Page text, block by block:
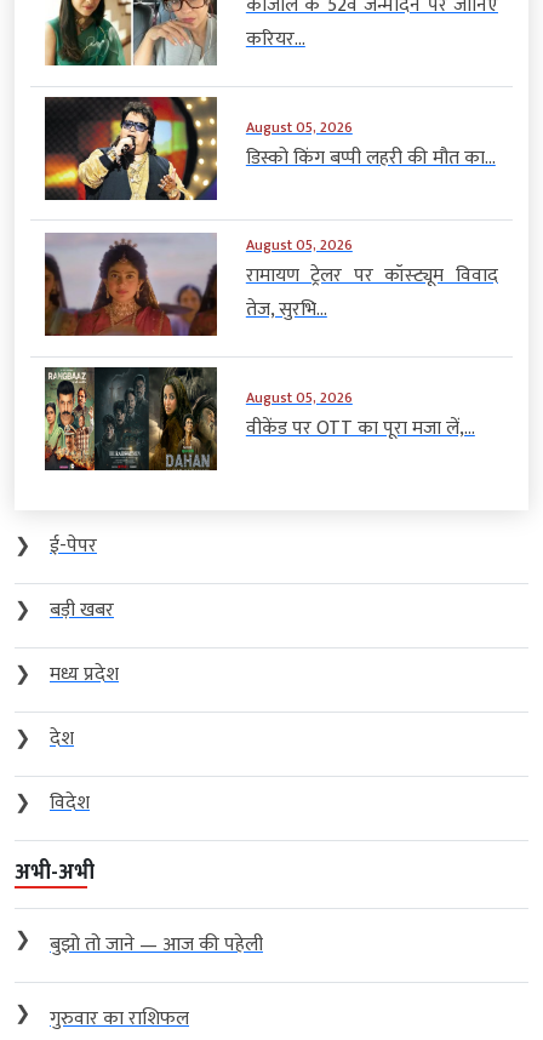
करियर...
August 05, 2026
डिस्को किंग बप्पी लहरी की मौत का...
August 05, 2026
रामायण ट्रेलर पर कॉस्ट्यूम विवाद
तेज, सुरभि...
August 05, 2026
वीकेंड पर OTT का पूरा मजा लें,...
❯
ई-पेपर
❯
बड़ी खबर
❯
मध्य प्रदेश
❯
देश
❯
विदेश
अभी-अभी
❯ बुझो तो जाने — आज की पहेली
❯ गुरुवार का राशिफल